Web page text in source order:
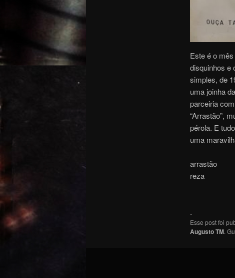
Este é o
disquinhos e
simples, de
uma joinha
parceiria
“Arrastão”,
pérola. E
uma
arrastão
reza
.
Esse post foi
Augusto TM.